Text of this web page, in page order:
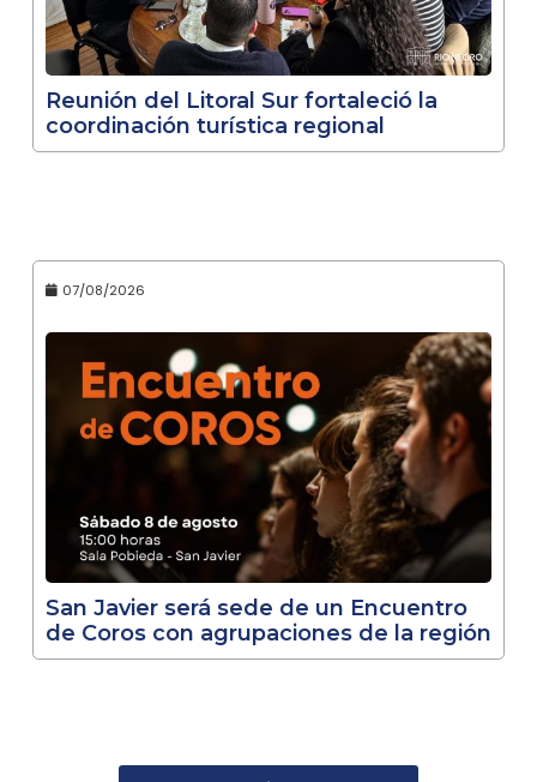
Reunión del Litoral Sur fortaleció la
coordinación turística regional
07/08/2026
San Javier será sede de un Encuentro
de Coros con agrupaciones de la región